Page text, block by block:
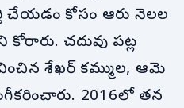
చేయడం కోసం ఆరు నెలల
కోరారు. చదువు పట్ల
శేఖర్ కమ్ముల, ఆమె
2016లో తన